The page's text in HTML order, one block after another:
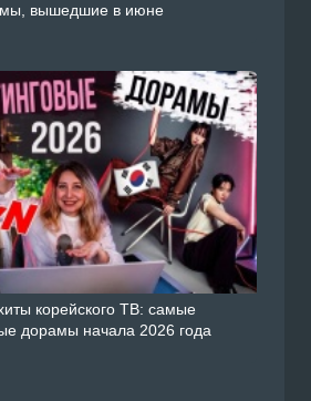
вышедшие в июне
корейского ТВ: самые
дорамы начала 2026 года